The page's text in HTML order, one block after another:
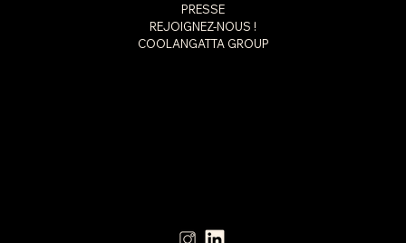
PRESSE
REJOIGNEZ-NOUS !
COOLANGATTA GROUP